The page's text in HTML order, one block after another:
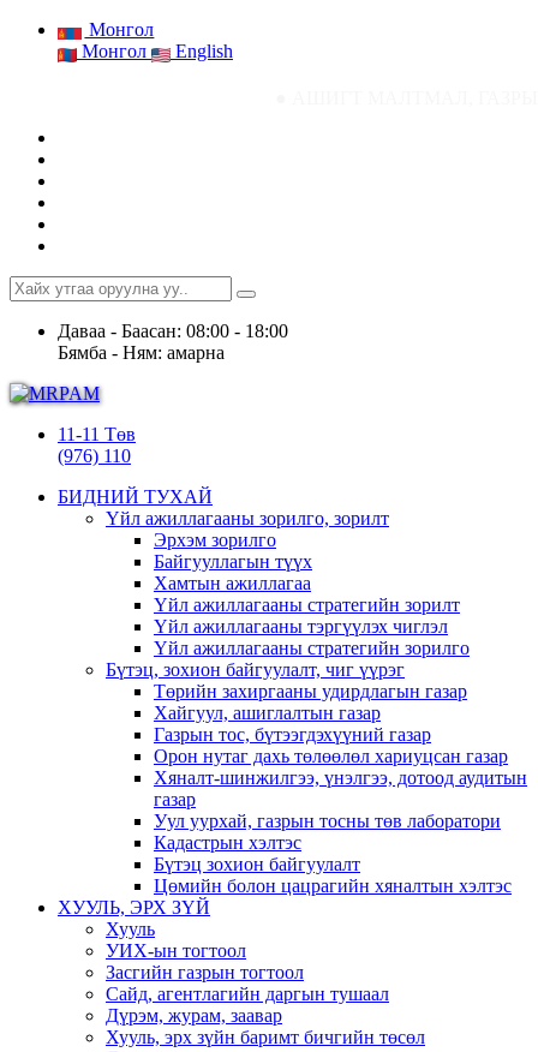
Монгол
Монгол
English
Даваа - Баасан: 08:00 - 18:00
Бямба - Ням: амарна
11-11 Төв
(976) 110
БИДНИЙ ТУХАЙ
Үйл ажиллагааны зорилго, зорилт
Эрхэм зорилго
Байгууллагын түүх
Хамтын ажиллагаа
Үйл ажиллагааны стратегийн зорилт
Үйл ажиллагааны тэргүүлэх чиглэл
Үйл ажиллагааны стратегийн зорилго
Бүтэц, зохион байгуулалт, чиг үүрэг
Төрийн захиргааны удирдлагын газар
Хайгуул, ашиглалтын газар
Газрын тос, бүтээгдэхүүний газар
Орон нутаг дахь төлөөлөл хариуцсан газар
Хяналт-шинжилгээ, үнэлгээ, дотоод аудитын
газар
Уул уурхай, газрын тосны төв лаборатори
Кадастрын хэлтэс
Бүтэц зохион байгуулалт
Цөмийн болон цацрагийн хяналтын хэлтэс
ХУУЛЬ, ЭРХ ЗҮЙ
Хууль
УИХ-ын тогтоол
Засгийн газрын тогтоол
Сайд, агентлагийн даргын тушаал
Дүрэм, журам, заавар
Хууль, эрх зүйн баримт бичгийн төсөл